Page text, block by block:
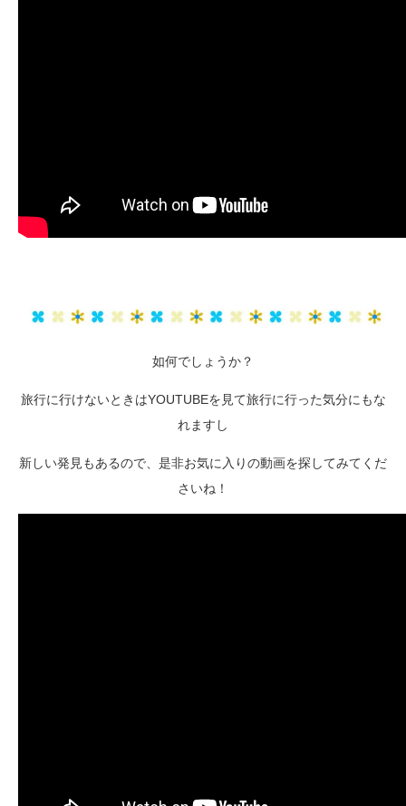
如何でしょうか？
旅行に行けないときはYOUTUBEを見て旅行に行った気分にもな
れますし
新しい発見もあるので、是非お気に入りの動画を探してみてくだ
さいね！